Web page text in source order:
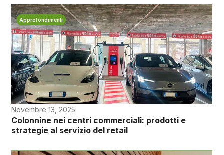
Approfondimenti
Novembre 13, 2025
Colonnine nei centri commerciali: prodotti e
strategie al servizio del retail